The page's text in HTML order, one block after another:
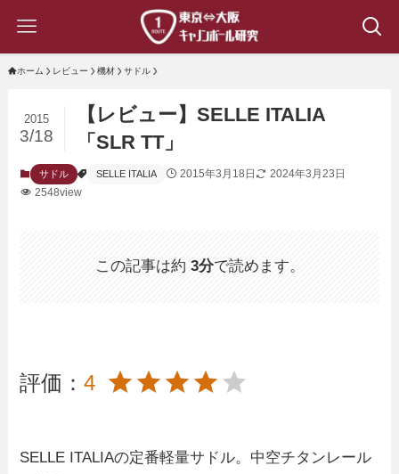
ホーム レビュー 機材 サドル
【レビュー】SELLE ITALIA
「SLR TT」
2015
3/18
サドル SELLE ITALIA 2015年3月18日
2024年3月23日
2548view
この記事は約 3分で読めます。
評価：4
SELLE ITALIAの定番軽量サドル。中空チタンレール